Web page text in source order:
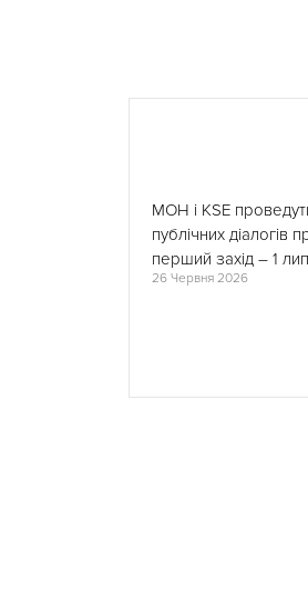
26 Червня 2026
МОН і KSE
публічних діалогів
перший захід – 1